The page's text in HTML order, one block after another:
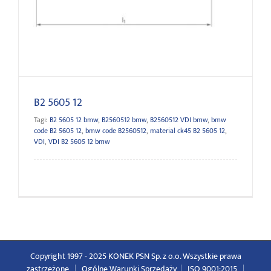
B2 5605 12
Tagi: B2 5605 12 bmw, B2560512 bmw, B2560512 VDI bmw, bmw
code B2 5605 12, bmw code B2560512, material ck45 B2 5605 12,
VDI, VDI B2 5605 12 bmw
Copyright 1997 - 2025 KONEK PSN Sp. z o.o. Wszystkie prawa